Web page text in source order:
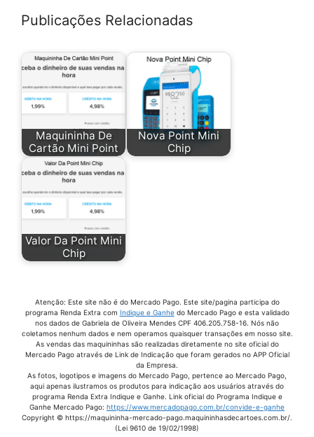
Comprar Point Mini
Comprar Point Pro 2
Desconto Da Maquininha Mercado Pago
Juros Da Maquininha Mercado Pago
Juros Point Mini Chip
Maquina Cartao De Credito Mercado Pago
Maquina Cartao Mercado Livre
Maquina Cartao Mercado Pago Chip
Maquina Cartao Mercado Pago Point Mini
Maquina Cartao Mercado Pago Taxas
Maquina Credito Mercado Pago
Maquina De Aproximação Mercado Pago
Maquina De Cartão Com Chip Mercado Pago
Maquina De Cartao De Credito Mercado Livre
Maquina De Cartão Mercado
Maquina De Cartão Mercado Livre
Publicações Relacionadas
Maquininha De
Cartão Mini Point
Nova Point Mini
Chip
Valor Da Point Mini
Chip
Atenção: Este site não é do Mercado Pago. Este site/pagina participa do
programa Renda Extra com Indique e Ganhedo Mercado Pago e esta validado
nos dados de Gabriela de Oliveira Mendes CPF 406.205.758-16. Nós não
coletamos nenhum dados e nem operamos quaisquer transações em nosso site.
As vendas das maquininhas são realizadas diretamente no site oficial do
Mercado Pago através de Link de Indicação que foram gerados no APP Oficial
da Empresa.
As fotos, logotipos e imagens do Mercado Pago, pertence ao Mercado Pago,
aqui apenas ilustramos os produtos para indicação aos usuários através do
programa Renda Extra Indique e Ganhe. Link oficial do Programa Indique e
Ganhe Mercado Pago: https://www.mercadopago.com.br/convide-e-ganhe
Copyright © https://maquininha-mercado-pago.maquininhasdecartoes.com.br/.
(Lei 9610 de 19/02/1998)